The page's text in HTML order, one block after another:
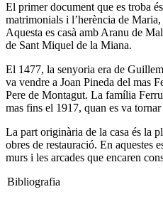
El primer document que es troba
matrimonials i l’herència de
Aquesta es casà amb Aranu de
de Sant Miquel de la Miana.
El 1477, la senyoria era de
va vendre a Joan Pineda del mas
Pere de Montagut. La família
mas fins el 1917, quan es va tornar
La part originària de la casa és la
obres de restauració. En aquestes
murs i les arcades que encaren
Bibliografia